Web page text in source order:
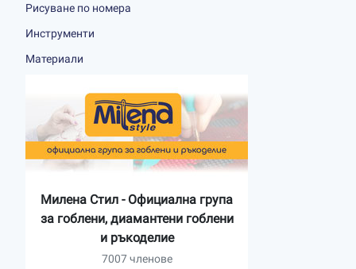
Рисуване по номера
Инструменти
Материали
Милена Стил - Официална група
за гоблени, диамантени гоблени
и ръкоделие
7007 членове